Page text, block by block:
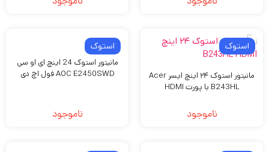
استوک
مانیتور استوک ۲۴ اینچ ایسر Acer
B243HL با پورت HDMI
ناموجود
استوک
مانیتور استوک 24 اینچ ای او سی
AOC E2450SWD فول اچ دی
ناموجود